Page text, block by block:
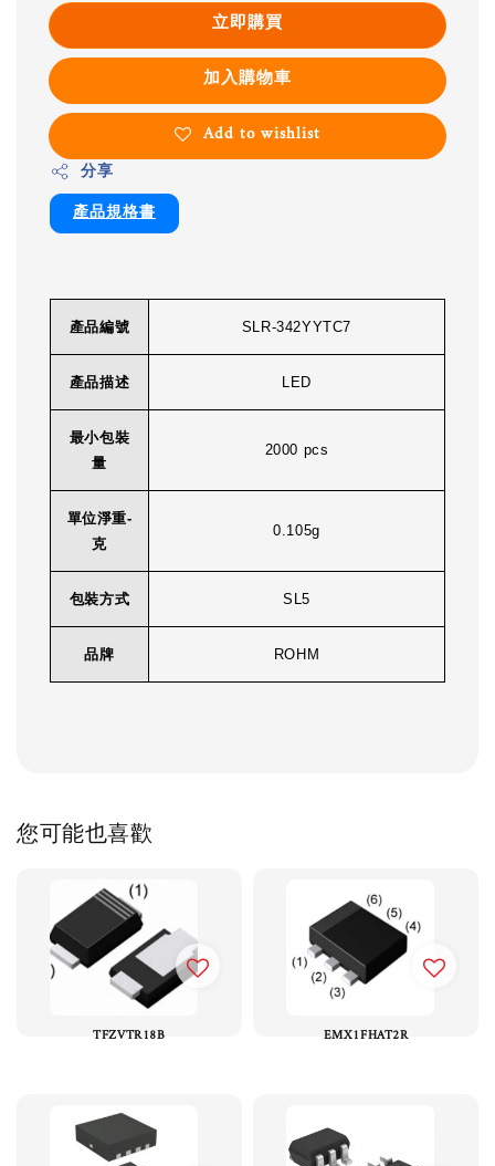
立即購買
加入購物車
Add to wishlist
分享
產品規格書
產品編號 SLR-342YYTC7
產品描述 LED
最小包裝
量
2000 pcs
單位淨重-
克
0.105g
包裝方式 SL5
品牌 ROHM
您可能也喜歡
TFZVTR18B EMX1FHAT2R